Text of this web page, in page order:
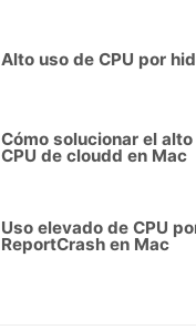
Alto uso de CPU por
Cómo solucionar el
CPU de cloudd en Mac
Uso elevado de CPU
ReportCrash en Mac